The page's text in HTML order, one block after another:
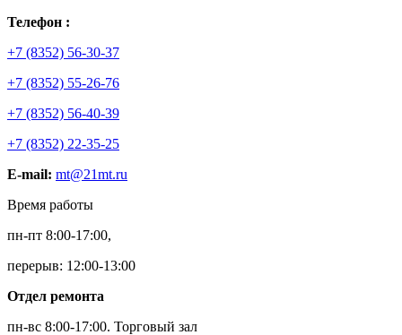
Телефон :
+7 (8352) 56-30-37
+7 (8352) 55-26-76
+7 (8352) 56-40-39
+7 (8352) 22-35-25
E-mail: mt@21mt.ru
Время работы
пн-пт 8:00-17:00,
перерыв: 12:00-13:00
Отдел ремонта
пн-вс 8:00-17:00. Торговый зал